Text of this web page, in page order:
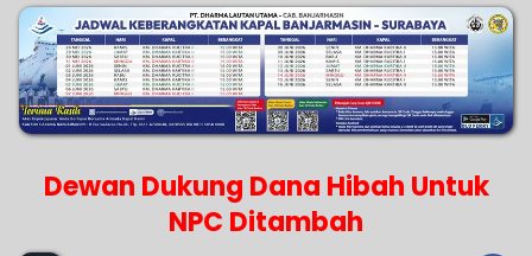
Dewan Dukung Dana Hibah Untuk
NPC Ditambah